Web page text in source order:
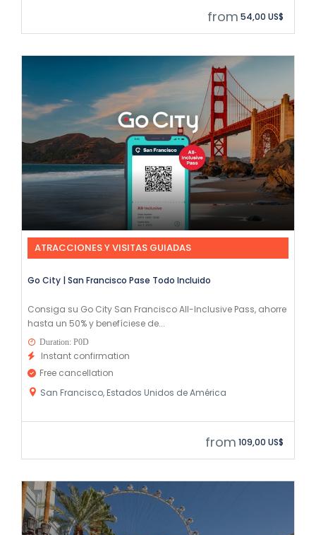
from 54,00 US$
ATRACCIONES Y VISITAS GUIADAS
Go City | San Francisco Pase Todo Incluido
Consiga su Go City San Francisco All-Inclusive Pass, ahorre
hasta un 50% y benefíciese de...
Duration: P0D
Instant confirmation
Free cancellation
San Francisco, Estados Unidos de América
from 109,00 US$